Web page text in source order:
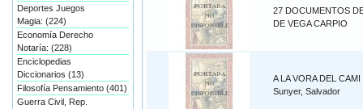
27 DOCUMENTOS
DE VEGA CARPIO
A LA VORA DEL CAMI
Sunyer, Salvador
Deportes Juegos
Magia: (224)
Economía Derecho
Notaría: (228)
Enciclopedias
Diccionarios (13)
Filosofía Pensamiento (401)
Guerra Civil, Rep.